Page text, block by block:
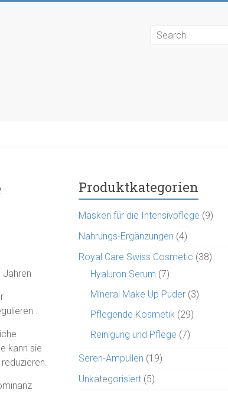
Jahren
.
kann sie
Produktkategorien
Masken für die Intensivpflege (9)
Nahrungs-Ergänzungen (4)
Royal Care Swiss Cosmetic (38)
Hyaluron Serum (7)
Mineral Make Up Puder (3)
Pflegende Kosmetik (29)
Reinigung und Pflege (7)
Seren-Ampullen (19)
Unkategorisiert (5)